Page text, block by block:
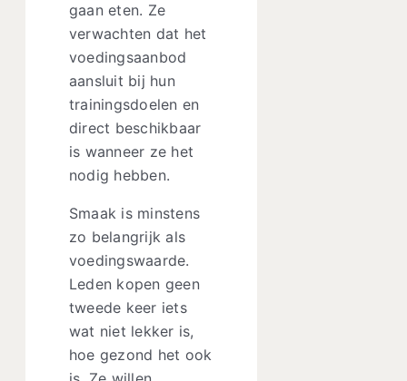
gaan eten. Ze
verwachten dat het
voedingsaanbod
aansluit bij hun
trainingsdoelen en
direct beschikbaar
is wanneer ze het
nodig hebben.
Smaak is minstens
zo belangrijk als
voedingswaarde.
Leden kopen geen
tweede keer iets
wat niet lekker is,
hoe gezond het ook